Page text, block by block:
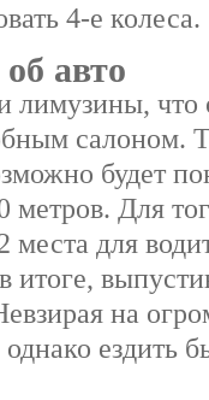
4-е колеса.
авто
лимузины,
салоном.
будет
метров. Для
места для
итоге,
на
ездить